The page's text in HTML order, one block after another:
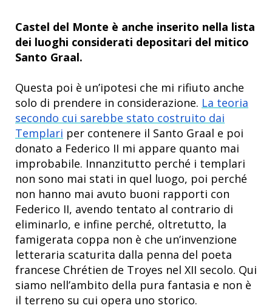
Castel del Monte è anche inserito nella lista
dei luoghi considerati depositari del mitico
Santo Graal.
Questa poi è un’ipotesi che mi rifiuto anche
solo di prendere in considerazione. La teoria
secondo cui sarebbe stato costruito dai
Templari per contenere il Santo Graal e poi
donato a Federico II mi appare quanto mai
improbabile. Innanzitutto perché i templari
non sono mai stati in quel luogo, poi perché
non hanno mai avuto buoni rapporti con
Federico II, avendo tentato al contrario di
eliminarlo, e infine perché, oltretutto, la
famigerata coppa non è che un’invenzione
letteraria scaturita dalla penna del poeta
francese Chrétien de Troyes nel XII secolo. Qui
siamo nell’ambito della pura fantasia e non è
il terreno su cui opera uno storico.